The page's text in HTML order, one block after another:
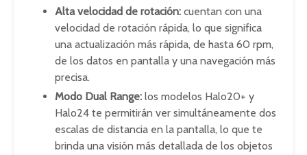
Alta velocidad de rotación: cuentan con una
velocidad de rotación rápida, lo que significa
una actualización más rápida, de hasta 60 rpm,
de los datos en pantalla y una navegación más
precisa.
Modo Dual Range: los modelos Halo20+ y
Halo24 te permitirán ver simultáneamente dos
escalas de distancia en la pantalla, lo que te
brinda una visión más detallada de los objetos